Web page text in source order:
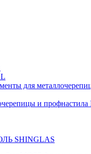
для
и
SHINGLAS